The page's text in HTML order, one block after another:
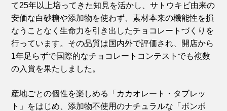
て25年以上培ってきた知見を活かし、サトウキビ由来の
安価な白砂糖や添加物を使わず、素材本来の機能性を損
なうことなく生命力を引き出したチョコレートづくりを
行っています。その品質は国内外で評価され、開店から
1年足らずで国際的なチョコレートコンテストでも複数
の入賞を果たしました。
産地ごとの個性を楽しめる「カカオレート・タブレッ
ト」をはじめ、添加物不使用のナチュラルな「ボンボ